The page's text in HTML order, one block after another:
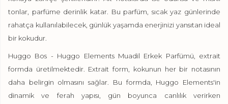
tonlar, parfüme derinlik katar. Bu parfüm, sıcak yaz günlerinde
rahatça kullanılabilecek, günlük yaşamda enerjinizi yansıtan ideal
bir kokudur.
Huggo Bos - Huggo Elements Muadil Erkek Parfümü, extrait
formda üretilmektedir. Extrait form, kokunun her bir notasının
daha belirgin olmasını sağlar. Bu formda, Huggo Elements'in
dinamik ve ferah yapısı, gün boyunca canlılık verirken